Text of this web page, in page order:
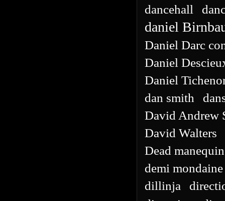
dancehall
daniel
Daniel Darc
Daniel
Daniel
dan smith
David Andrew
David Walters
Dead
demi mondaine
dillinja